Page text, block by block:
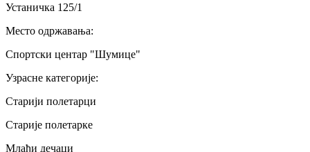
Устаничка 125/1
Место одржавања:
Спортски центар "Шумице"
Узрасне категорије:
Старији полетарци
Старије полетарке
Млађи дечаци